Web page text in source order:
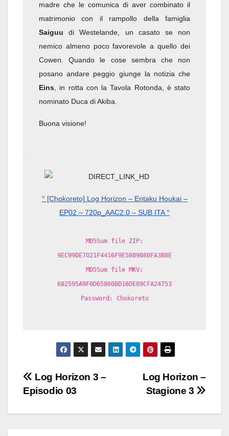
madre che le comunica di aver combinato il
matrimonio con il rampollo della famiglia
Saiguu di Westelande, un casato se non
nemico almeno poco favorevole a quello dei
Cowen. Quando le cose sembra che non
posano andare peggio giunge la notizia che
Eins, in rotta con la Tavola Rotonda, è stato
nominato Duca di Akiba.
Buona visione!
° [Chokoreto] Log Horizon – Entaku Houkai –
EP02 – 720p_AAC2.0 – SUB ITA °
MD5Sum file ZIP:
9EC99DE7021F4416F9E5B09080FA3B8E
MD5Sum file MKV:
682595A9F0D65860BD16DE89CFA24753
Password: Chokoreto
Navigazione
articoli
Log Horizon –
Stagione 3
Log Horizon 3 –
Episodio 03